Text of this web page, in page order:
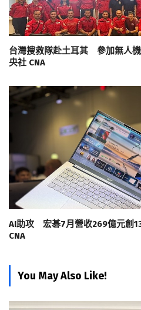
台灣搜救隊赴土耳其 參加無人
央社 CNA
AI助攻 宏碁7月營收269億元創
CNA
You May Also Like!